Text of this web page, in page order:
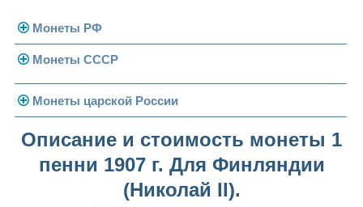
Монеты РФ
Современная Россия
Монеты 1991-1993 гг.
Монеты СССР
Погодовка СССР
Монеты 1958 года
Золотые червонцы
Памятные и юбилейные
Монеты царской России
Николай II (1894-1917)
Золото
Александр III (1881-1894)
Александр II (1855-1881)
Описание и стоимость монеты 1
пенни 1907 г. Для Финляндии
(Николай II).